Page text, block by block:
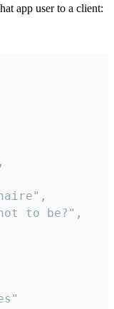
app user to a client: